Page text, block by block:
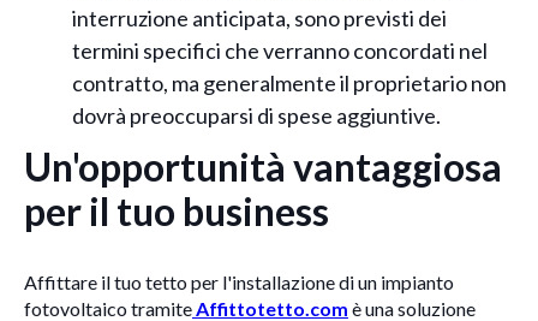
interruzione anticipata, sono previsti dei
termini specifici che verranno concordati nel
contratto, ma generalmente il proprietario non
dovrà preoccuparsi di spese aggiuntive.
Un'opportunità vantaggiosa
per il tuo business
Affittare il tuo tetto per l'installazione di un impianto
fotovoltaico tramite Affittotetto.com è una soluzione